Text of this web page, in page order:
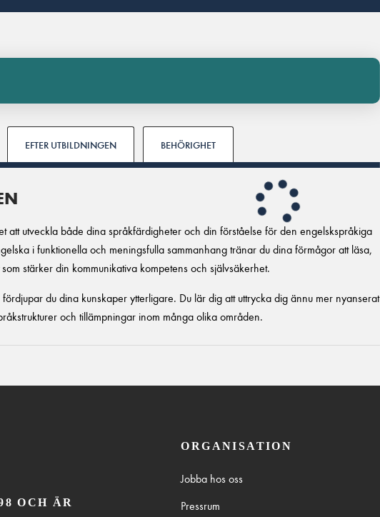
EFTER UTBILDNINGEN BEHÖRIGHET
att utveckla både dina språkfärdigheter och din förståelse för den engelskspråkiga
i funktionella och meningsfulla sammanhang tränar du dina förmågor att läsa,
stärker din kommunikativa kompetens och självsäkerhet.
du dina kunskaper ytterligare. Du lär dig att uttrycka dig ännu mer nyanserat
och tillämpningar inom många olika områden.
OCH ÄR
ORGANISATION
Jobba hos oss
Pressrum